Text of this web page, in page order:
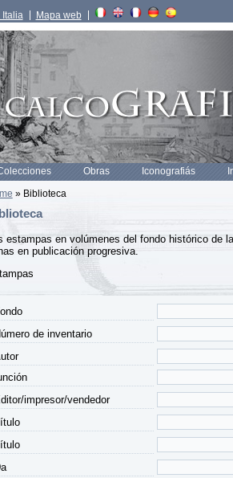
Italia Mapa web
Obras Iconografiás
» Biblioteca
estampas en volúmenes del fondo histórico de
en publicación progresiva.
de inventario
impresor/vendedor